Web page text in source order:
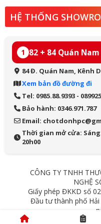
HỆ THỐNG
1 82 + 84 Quán Nam
84 Đ. Quán Nam, Kênh
Xem bản đồ đường đi
Tel: 0985.88.9393 -
Bảo hành: 0346.971.787
Email:
Thời gian mở cửa:
20h00
CÔNG TY TNHH
NGHỆ
Giấy phép ĐKKD số
Đầu tư thành phố
84 Quán